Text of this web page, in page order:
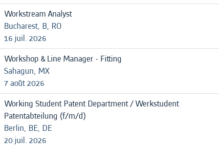
Workstream Analyst
Bucharest, B, RO
16 juil. 2026
Workshop & Line Manager - Fitting
Sahagun, MX
7 août 2026
Working Student Patent Department / Werkstudent
Patentabteilung (f/m/d)
Berlin, BE, DE
20 juil. 2026